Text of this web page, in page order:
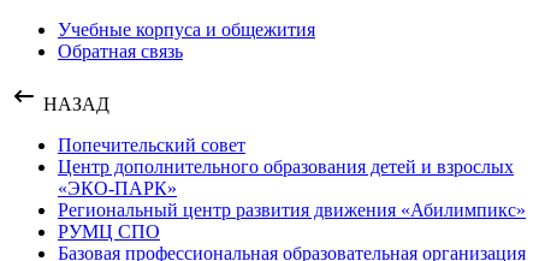
Учебные корпуса и общежития
Обратная связь
НАЗАД
Попечительский совет
Центр дополнительного образования детей и взрослых
«ЭКО-ПАРК»
Региональный центр развития движения «Абилимпикс»
РУМЦ СПО
Базовая профессиональная образовательная организация